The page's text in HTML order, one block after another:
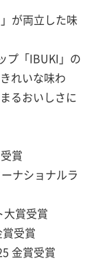
が両立した味
プ「IBUKI」の
れいな味わ
るおいしさに
賞
ナショナルラ
大賞受賞
賞受賞
金賞受賞